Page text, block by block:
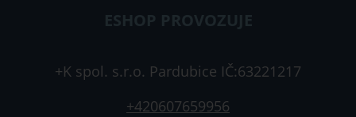
ESHOP PROVOZUJE
+K spol. s.r.o. Pardubice IČ:63221217
+420607659956